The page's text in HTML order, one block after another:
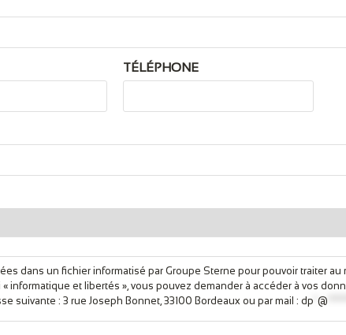
TÉLÉPHONE
dans un fichier informatisé par Groupe Sterne pour pouvoir traiter au
informatique et libertés », vous pouvez demander à accéder à vos
suivante : 3 rue Joseph Bonnet, 33100 Bordeaux ou par mail : dp @